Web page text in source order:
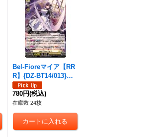
Bel-Fioreマイア【RR
R】{DZ-BT14/013}
《ケテルサンクチュア
リ》
780円(税込)
在庫数 24枚